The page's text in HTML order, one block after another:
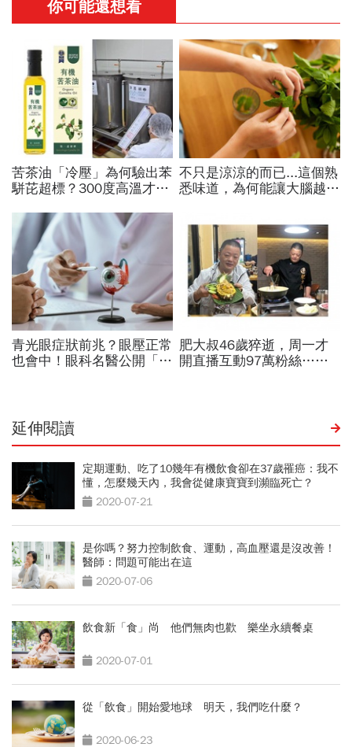
延伸閱讀
定期運動、吃了10幾年有機飲食卻在37歲罹癌：我不
懂，怎麼幾天內，我會從健康寶寶到瀕臨死亡？
2020-07-21
是你嗎？努力控制飲食、運動，高血壓還是沒改善！
醫師：問題可能出在這
2020-07-06
飲食新「食」尚 他們無肉也歡 樂坐永續餐桌
2020-07-01
從「飲食」開始愛地球 明天，我們吃什麼？
2020-06-23